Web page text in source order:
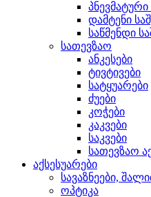
დამტენი
საწმენდი
სათევზაო
ანკესები
ტივტივები
სატყუარები
ძუები
კოჭები
კაკვები
საკვები
სათევზაო
აქსესუარები
სავაზნეები,
ოპტიკა